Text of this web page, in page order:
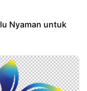
Nyaman untuk